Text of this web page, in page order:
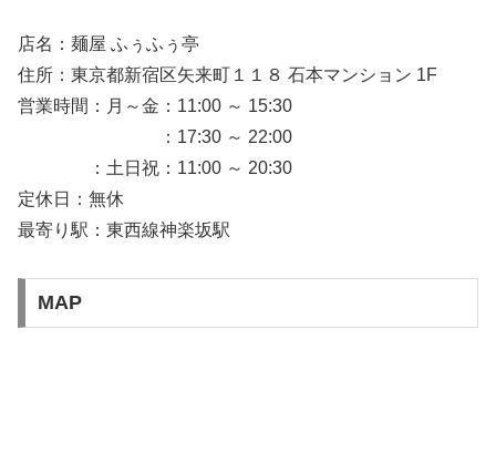
店名：麺屋 ふぅふぅ亭
住所：東京都新宿区矢来町１１８ 石本マンション 1F
営業時間：月～金：11:00 ～ 15:30
：17:30 ～ 22:00
：土日祝：11:00 ～ 20:30
定休日：無休
最寄り駅：東西線神楽坂駅
MAP